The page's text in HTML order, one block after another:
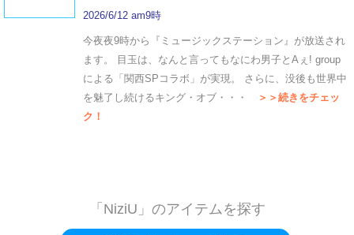
2026/6/12 am9時
今夜夜9時から『ミュージックステーション』が放送され
ます。 目玉は、なんと言ってもなにわ男子とAぇ! group
による「関西SPコラボ」が実現。 さらに、没後も世界中
を魅了し続けるキング・オブ・・・
＞＞続きをチェッ
ク！
「NiziU」のアイテムを探す